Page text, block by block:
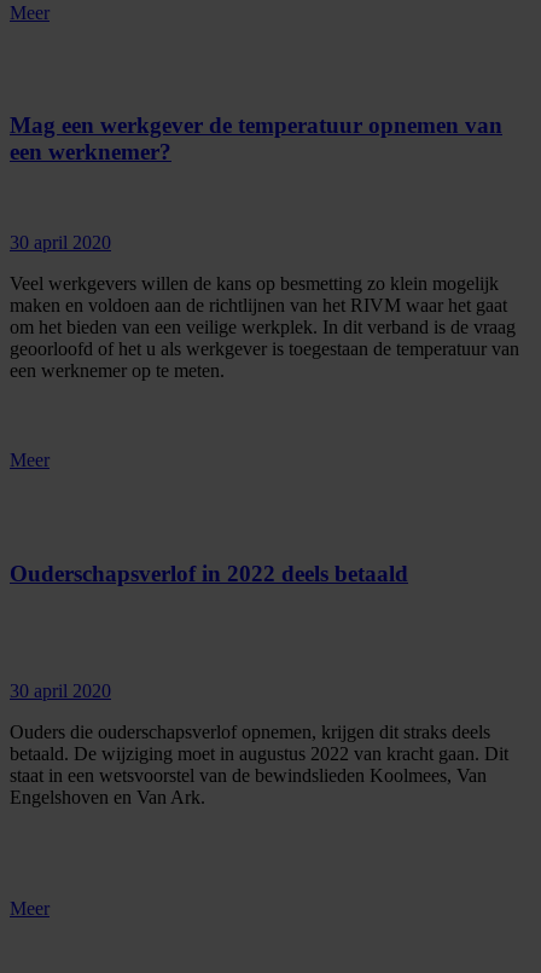
Meer
Mag een werkgever de temperatuur opnemen van
een werknemer?
30 april 2020
Veel werkgevers willen de kans op besmetting zo klein mogelijk
maken en voldoen aan de richtlijnen van het RIVM waar het gaat
om het bieden van een veilige werkplek. In dit verband is de vraag
geoorloofd of het u als werkgever is toegestaan de temperatuur van
een werknemer op te meten.
Meer
Ouderschapsverlof in 2022 deels betaald
30 april 2020
Ouders die ouderschapsverlof opnemen, krijgen dit straks deels
betaald. De wijziging moet in augustus 2022 van kracht gaan. Dit
staat in een wetsvoorstel van de bewindslieden Koolmees, Van
Engelshoven en Van Ark.
Meer